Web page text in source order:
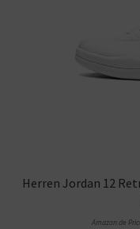
Herren Jordan 12
Amazon.de